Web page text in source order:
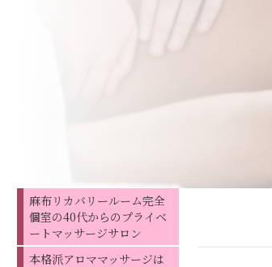
麻布リカバリールーム完全
個室の40代からのプライベ
ートマッサージサロン
本格派アロママッサージは